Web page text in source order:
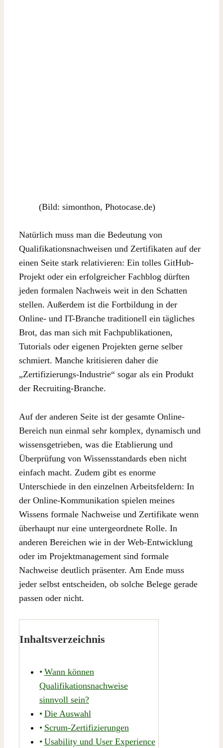
(Bild: simonthon, Photocase.de)
Natürlich muss man die Bedeutung von
Qualifikationsnachweisen und Zertifikaten auf der
einen Seite stark relativieren: Ein tolles GitHub-
Projekt oder ein erfolgreicher Fachblog dürften
jeden formalen Nachweis weit in den Schatten
stellen. Außerdem ist die Fortbildung in der
Online- und IT-Branche traditionell ein tägliches
Brot, das man sich mit Fachpublikationen,
Tutorials oder eigenen Projekten gerne selber
schmiert. Manche kritisieren daher die
„Zertifizierungs-Industrie“ sogar als ein Produkt
der Recruiting-Branche.
Auf der anderen Seite ist der gesamte Online-
Bereich nun einmal sehr komplex, dynamisch und
wissensgetrieben, was die Etablierung und
Überprüfung von Wissensstandards eben nicht
einfach macht. Zudem gibt es enorme
Unterschiede in den einzelnen Arbeitsfeldern: In
der Online-Kommunikation spielen meines
Wissens formale Nachweise und Zertifikate wenn
überhaupt nur eine untergeordnete Rolle. In
anderen Bereichen wie in der Web-Entwicklung
oder im Projektmanagement sind formale
Nachweise deutlich präsenter. Am Ende muss
jeder selbst entscheiden, ob solche Belege gerade
passen oder nicht.
Inhaltsverzeichnis
Wann können
Qualifikationsnachweise
sinnvoll sein?
Die Auswahl
Scrum-Zertifizierungen
Usability und User Experience